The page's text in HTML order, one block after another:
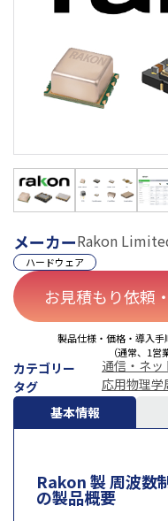
メーカーRakon
ハードウェア
お見積もり依頼
製品仕様・価格・導入
（通常、1営
カテゴリー 通信・ネ
タグ
応用物理学
基本情報
Rakon 製 周波数
の製品概要